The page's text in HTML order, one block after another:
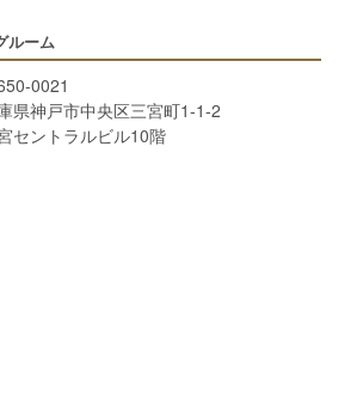
ルーム
0021
県神戸市中央区三宮町1-1-2
セントラルビル10階